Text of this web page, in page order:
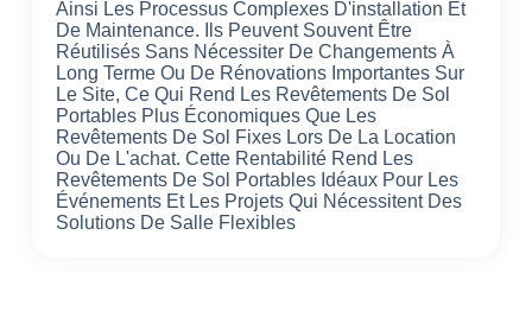
Ainsi Les Processus Complexes D'installation Et
De Maintenance. Ils Peuvent Souvent Être
Réutilisés Sans Nécessiter De Changements À
Long Terme Ou De Rénovations Importantes Sur
Le Site, Ce Qui Rend Les Revêtements De Sol
Portables Plus Économiques Que Les
Revêtements De Sol Fixes Lors De La Location
Ou De L'achat. Cette Rentabilité Rend Les
Revêtements De Sol Portables Idéaux Pour Les
Événements Et Les Projets Qui Nécessitent Des
Solutions De Salle Flexibles